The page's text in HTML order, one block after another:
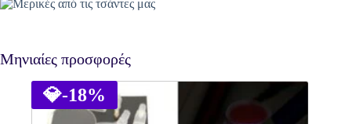
Μηνιαίες προσφορές
💎-18%